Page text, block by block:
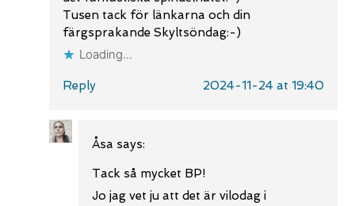
Tusen tack för länkarna och din
färgsprakande Skyltsöndag:-)
Loading...
Reply 2024-11-24 at 19:40
Åsa says:
Tack så mycket BP!
Jo jag vet ju att det är vilodag i